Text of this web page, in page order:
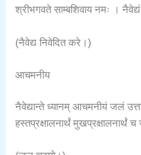
श्रीभगवते साम्बशिवाय नमः । नैवेद्यं
(नैवेद्य निवेदित करे।)
आचमनीय
नैवेद्यान्ते ध्यानम् आचमनीयं जलं
हस्तप्रक्षालनार्थं मुखप्रक्षालनार्थं